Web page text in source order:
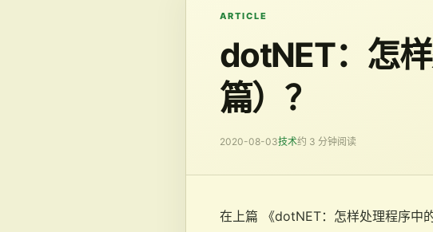
ARTICLE
dotNET：怎
篇）？
2020-08-03技术约 3 分钟阅读
在上篇 《dotNET：怎样处理程序中